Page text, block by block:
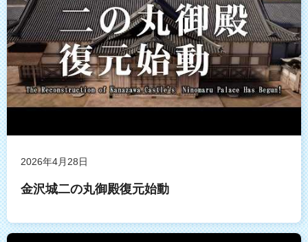
2026年4月28日
金沢城二の丸御殿復元始動